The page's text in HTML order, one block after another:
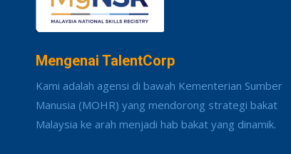
Mengenai TalentCorp
Kami adalah agensi di bawah Kementerian Sumber
Manusia (MOHR) yang mendorong strategi bakat
Malaysia ke arah menjadi hab bakat yang dinamik.